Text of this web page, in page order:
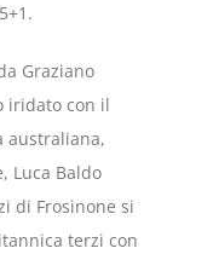
Graziano
iridato con il
australiana,
Luca Baldo
di Frosinone si
terzi con